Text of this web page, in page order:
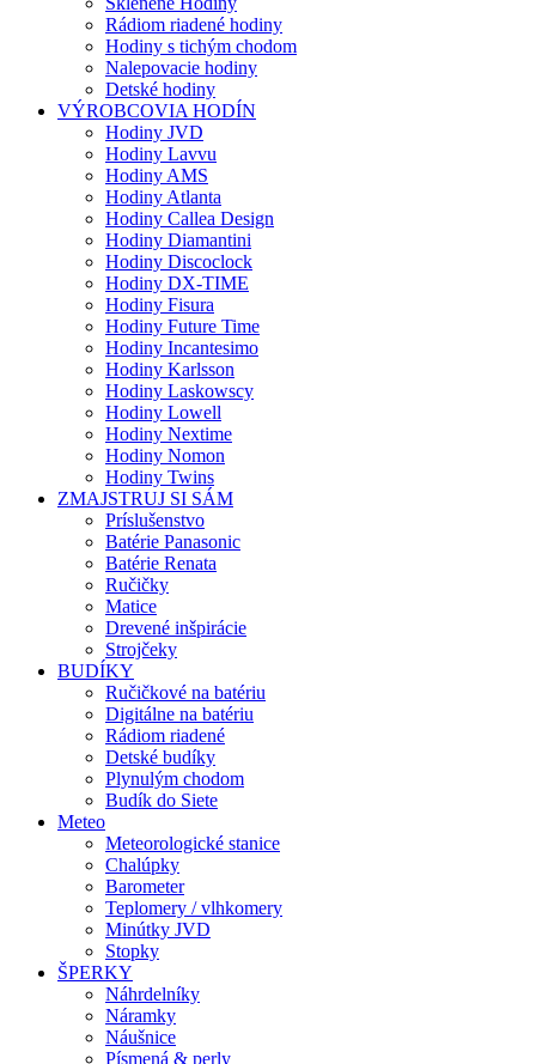
Rádiom riadené hodiny
Hodiny s tichým chodom
Nalepovacie hodiny
Detské hodiny
VÝROBCOVIA HODÍN
Hodiny JVD
Hodiny Lavvu
Hodiny AMS
Hodiny Atlanta
Hodiny Callea Design
Hodiny Diamantini
Hodiny Discoclock
Hodiny DX-TIME
Hodiny Fisura
Hodiny Future Time
Hodiny Incantesimo
Hodiny Karlsson
Hodiny Laskowscy
Hodiny Lowell
Hodiny Nextime
Hodiny Nomon
Hodiny Twins
ZMAJSTRUJ SI SÁM
Príslušenstvo
Batérie Panasonic
Batérie Renata
Ručičky
Matice
Drevené inšpirácie
Strojčeky
BUDÍKY
Ručičkové na batériu
Digitálne na batériu
Rádiom riadené
Detské budíky
Plynulým chodom
Budík do Siete
Meteo
Meteorologické stanice
Chalúpky
Barometer
Teplomery / vlhkomery
Minútky JVD
Stopky
ŠPERKY
Náhrdelníky
Náramky
Náušnice
Písmená & perly